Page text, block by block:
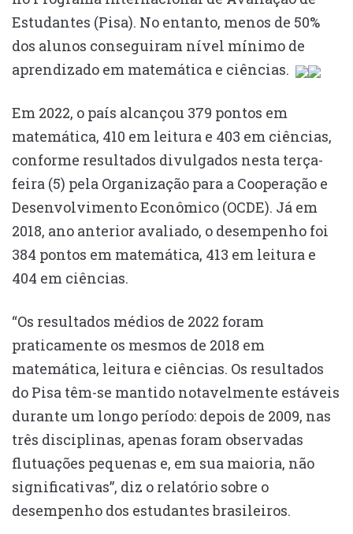
Estudantes (Pisa). No entanto, menos de 50%
dos alunos conseguiram nível mínimo de
aprendizado em matemática e ciências.
Em 2022, o país alcançou 379 pontos em
matemática, 410 em leitura e 403 em ciências,
conforme resultados divulgados nesta terça-
feira (5) pela Organização para a Cooperação e
Desenvolvimento Econômico (OCDE). Já em
2018, ano anterior avaliado, o desempenho foi
384 pontos em matemática, 413 em leitura e
404 em ciências.
“Os resultados médios de 2022 foram
praticamente os mesmos de 2018 em
matemática, leitura e ciências. Os resultados
do Pisa têm-se mantido notavelmente estáveis
​​durante um longo período: depois de 2009, nas
três disciplinas, apenas foram observadas
flutuações pequenas e, em sua maioria, não
significativas”, diz o relatório sobre o
desempenho dos estudantes brasileiros.